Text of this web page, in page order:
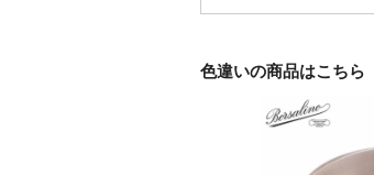
色違いの商品はこちら